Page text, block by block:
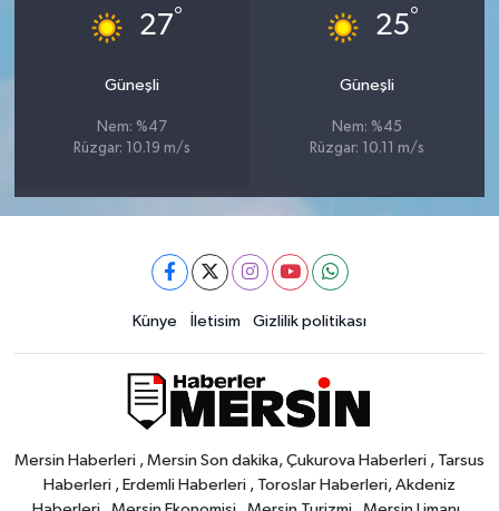
27°
Güneşli
Nem: %47
Rüzgar: 10.19 m/s
25°
Güneşli
Nem: %45
Rüzgar: 10.11 m/s
Künye İletisim Gizlilik politikası
Mersin Haberleri , Mersin Son dakika, Çukurova Haberleri , Tarsus
Haberleri , Erdemli Haberleri , Toroslar Haberleri, Akdeniz